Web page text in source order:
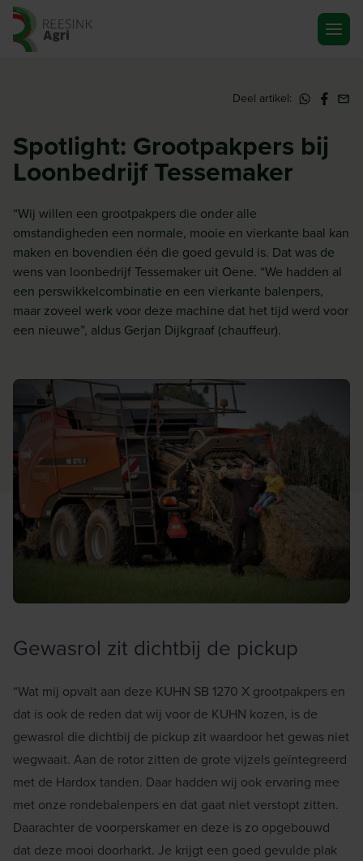
Deel artikel:
Spotlight: Grootpakpers bij
Loonbedrijf Tessemaker
“Wij willen een grootpakpers die onder alle
omstandigheden een normale, mooie en vierkante baal kan
maken en bovendien één die goed gevuld is. Dat was de
wens van loonbedrijf Tessemaker uit Oene. “We hadden al
een perswikkelcombinatie en een vierkante balenpers,
maar zoveel werk voor deze machine dat het tijd werd voor
een nieuwe”, aldus Gerjan Dijkgraaf (chauffeur).
Gewasrol zit dichtbij de pickup
“Wat mij opvalt aan deze KUHN SB 1270 X grootpakpers en
dat is ook de reden dat wij voor de KUHN kozen, is de
gewasrol die dichtbij de pickup zit waardoor het gewas niet
wegwaait. Aan de rotor zitten de grote vijzels geïntegreerd
met de Hardox tanden. Daar hadden wij ook ervaring mee
met onze rondebalenpers en dat gaat niet verstopt zitten.
Daarachter de voorperskamer en deze is zo opgebouwd
dat deze mooi doorharkt. Je krijgt een goed gevulde plak